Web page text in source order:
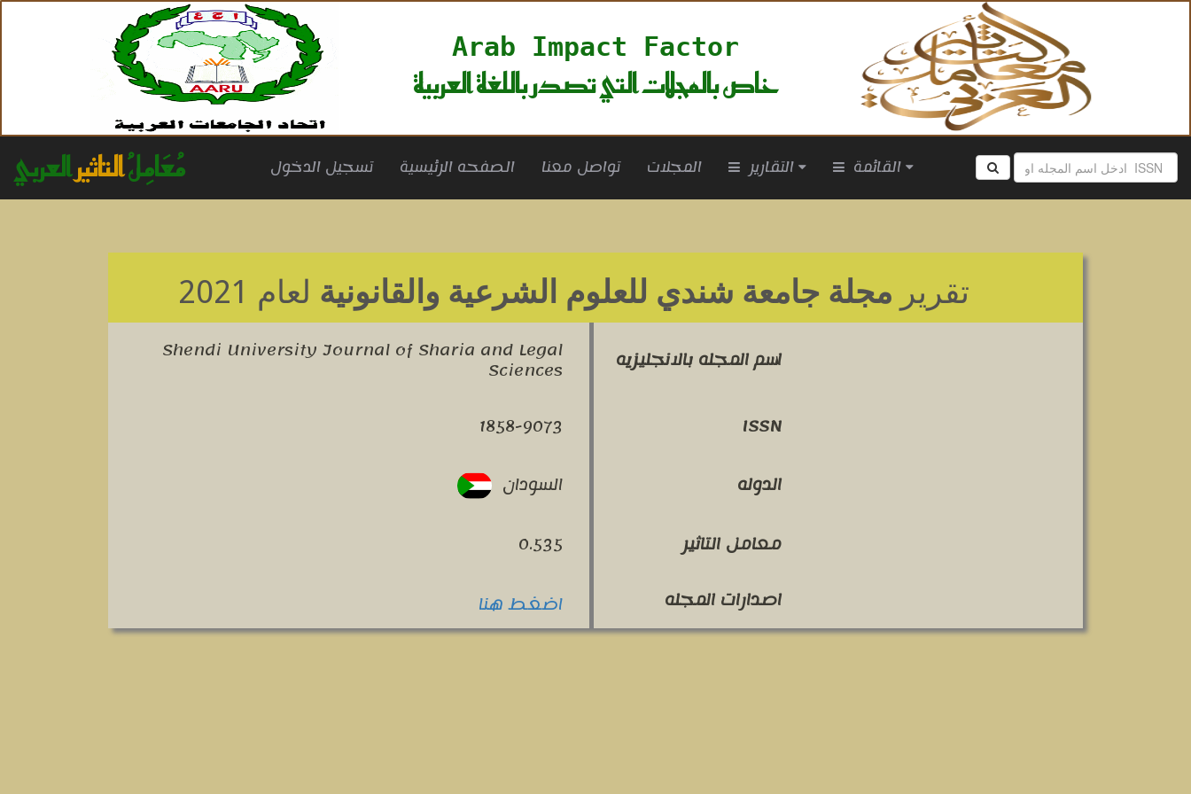
Arab Impact Factor
خاص بالمجلات التي تصدر باللغة العربية
مُعَامِلُالتاثيرالعربي تسجيل الدخول الصفحه الرئيسية تواصل معنا المجلات التقارير القائمة
تقرير مجلة جامعة شندي للعلوم الشرعية والقانونية لعام 2021
اسم المجله بالانجليزيه Shendi University Journal of Sharia and Legal
Sciences
ISSN
1858-9073
الدوله
السودان
معامل التاثير
0.535
اصدارات المجله
اضغط هنا